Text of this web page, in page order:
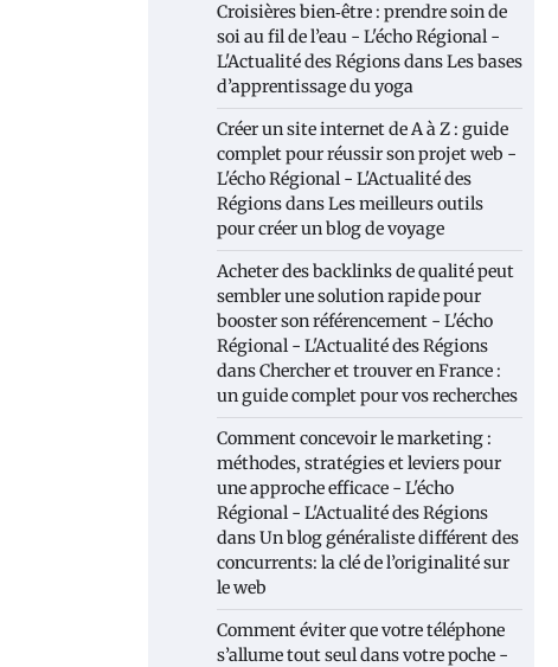
Croisières bien‑être : prendre soin de
soi au fil de l’eau - L'écho Régional -
L'Actualité des RégionsdansLes bases
d’apprentissage du yoga
Créer un site internet de A à Z : guide
complet pour réussir son projet web -
L'écho Régional - L'Actualité des
RégionsdansLes meilleurs outils
pour créer un blog de voyage
Acheter des backlinks de qualité peut
sembler une solution rapide pour
booster son référencement - L'écho
Régional - L'Actualité des Régions
dansChercher et trouver en France :
un guide complet pour vos recherches
Comment concevoir le marketing :
méthodes, stratégies et leviers pour
une approche efficace - L'écho
Régional - L'Actualité des Régions
dansUn blog généraliste différent des
concurrents: la clé de l’originalité sur
le web
Comment éviter que votre téléphone
s’allume tout seul dans votre poche -